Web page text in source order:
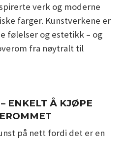
verk og moderne
farger. Kunstverkene er
følelser og estetikk – og
fra nøytralt til
ENKELT Å KJØPE
på nett fordi det er en